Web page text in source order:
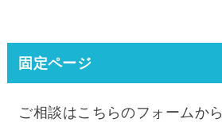
固定ページ
ご相談はこちらのフォームから